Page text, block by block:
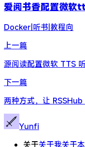
爱阅书香配置微软
Docker|听书|教程向
上一篇
源阅读配置微软 TTS
下一篇
两种方式，让 RSSHub
Yunfi
关于关于我关于